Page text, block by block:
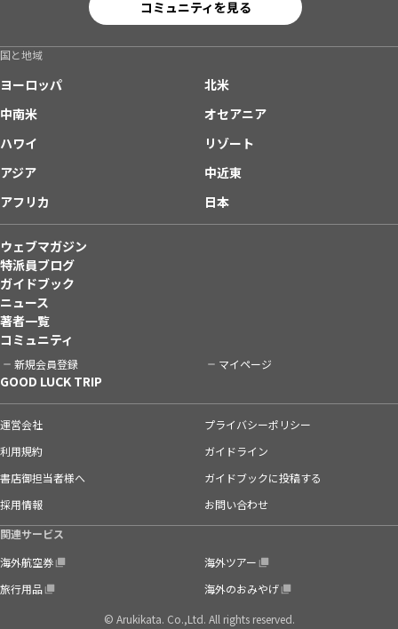
コミュニティを見る
国と地域
ヨーロッパ
北米
中南米
オセアニア
ハワイ
リゾート
アジア
中近東
アフリカ
日本
ウェブマガジン
特派員ブログ
ガイドブック
ニュース
著者一覧
コミュニティ
新規会員登録 マイページ
GOOD LUCK TRIP
運営会社
プライバシーポリシー
利用規約
ガイドライン
書店御担当者様へ
ガイドブックに投稿する
採用情報
お問い合わせ
関連サービス
海外航空券
海外ツアー
旅行用品
海外のおみやげ
© Arukikata. Co.,Ltd. All rights reserved.